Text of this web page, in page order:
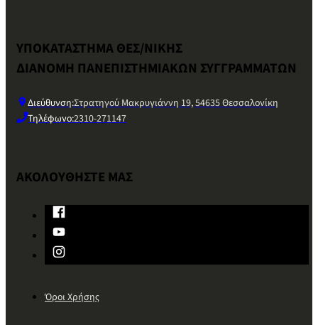
ΥΠΟΚΑΤΑΣΤΗΜΑ ΘΕΣ/ΝΙΚΗΣ
ΔΙΑΝΟΜΗ ΠΑΝΕΠΙΣΤΗΜΙΑΚΩΝ ΣΥΓΓΡΑΜΜΑΤΩΝ
Διεύθυνση:Στρατηγού Μακρυγιάννη 19, 54635 Θεσσαλονίκη
Τηλέφωνο:2310-271147
ΑΚΟΛΟΥΘΗΣΤΕ ΜΑΣ
Όροι Χρήσης